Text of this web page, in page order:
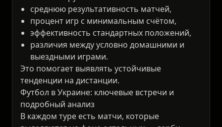
среднюю результативность матчей,
процент игр с минимальным счётом,
эффективность стандартных положений,
различия между условно домашними и
выездными играми.
Это помогает выявлять устойчивые
тенденции на дистанции.
Футбол в Украине: ключевые встречи и
подробный анализ
В каждом туре есть матчи, которые